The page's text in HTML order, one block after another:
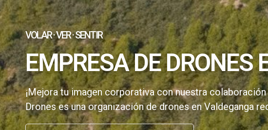
VOLAR · VER · SENTIR
EMPRESA DE DRONES
¡Mejora tu imagen corporativa con nuestra
Drones es una organización de drones en Valdeganga